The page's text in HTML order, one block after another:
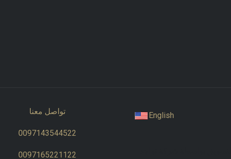
English تواصل معنا
0097143544522​​
0097165221122​